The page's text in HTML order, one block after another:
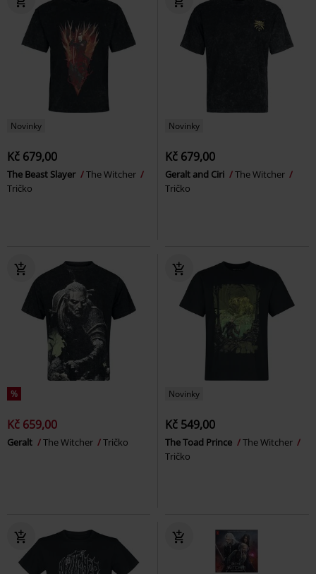
Novinky
Kč 679,00
The Beast Slayer
The Witcher
Tričko
Novinky
Kč 679,00
Geralt and Ciri
The Witcher
Tričko
%
Kč 659,00
Geralt The Witcher Tričko
Novinky
Kč 549,00
The Toad Prince
The Witcher
Tričko